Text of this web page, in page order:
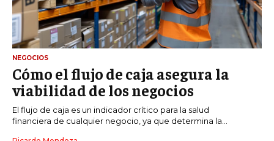
NEGOCIOS
Cómo el flujo de caja asegura la
viabilidad de los negocios
El flujo de caja es un indicador crítico para la salud
financiera de cualquier negocio, ya que determina la...